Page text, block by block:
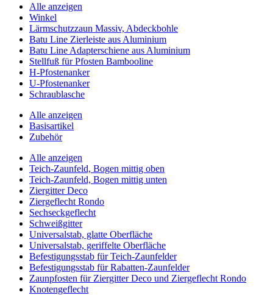
Alle anzeigen
Winkel
Lärmschutzzaun Massiv, Abdeckbohle
Batu Line Zierleiste aus Aluminium
Batu Line Adapterschiene aus Aluminium
Stellfuß für Pfosten Bambooline
H-Pfostenanker
U-Pfostenanker
Schraublasche
Alle anzeigen
Basisartikel
Zubehör
Alle anzeigen
Teich-Zaunfeld, Bogen mittig oben
Teich-Zaunfeld, Bogen mittig unten
Ziergitter Deco
Ziergeflecht Rondo
Sechseckgeflecht
Schweißgitter
Universalstab, glatte Oberfläche
Universalstab, geriffelte Oberfläche
Befestigungsstab für Teich-Zaunfelder
Befestigungsstab für Rabatten-Zaunfelder
Zaunpfosten für Ziergitter Deco und Ziergeflecht Rondo
Knotengeflecht